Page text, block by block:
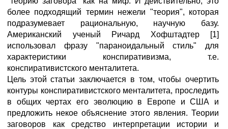
более подходящий термин нежели "теория", которая
подразумевает рациональную, научную базу.
Американский ученый Ричард Хофштадтер [1]
использовал фразу "параноидальный стиль" для
характеристики конспиративизма, т.е.
конспиративистского менталитета.
Цель этой статьи заключается в том, чтобы очертить
контуры конспиративистского менталитета, проследить
в общих чертах его эволюцию в Европе и США и
предложить некое объяснение этого явления. Теории
заговоров как средство интерпретации истории и